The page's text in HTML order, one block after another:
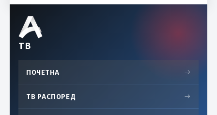
ТВ
ПОЧЕТНА →
ТВ РАСПОРЕД →